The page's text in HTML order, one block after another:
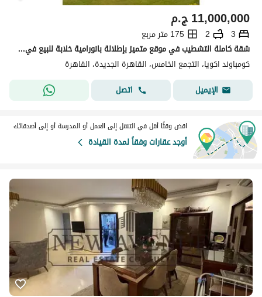
ج.م11,000,000
3
2
175 متر مربع
شقة كاملة التشطيب في موقع متميز بإطلالة بانورامية خلابة للبيع في أكويا القاهرة الجديدة Akoya New Cairo مساحة البناء 175 متر 3 غرف نوم وحمامان
كومباوند اكويا، التجمع الخامس، القاهرة الجديدة، القاهرة
الإيميل
اتصل
اقض وقتًا أقل في التنقل إلى العمل أو المدرسة أو إلى أصدقائك
أوجد عقارات وفقاً لمدة القيادة